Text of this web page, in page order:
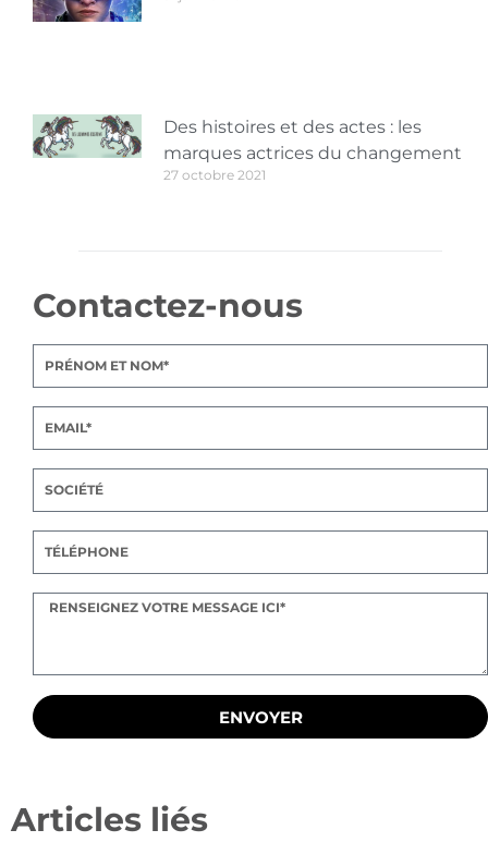
Des histoires et des actes : les
marques actrices du changement
27 octobre 2021
Contactez-nous
ENVOYER
Articles liés